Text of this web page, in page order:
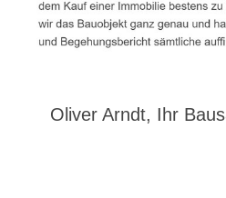
Oliver Arndt, Ihr